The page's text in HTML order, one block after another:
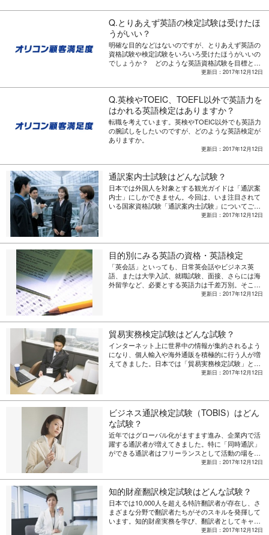
は？
Q.とりあえず英語の検定試験は受けたほ
うがいい？
明確な目的などはないのですが、とりあえず英語の
資格試験や検定試験をいろいろ受けたほうがいいの
でしょうか？ どのような英語資格試験を目標とし
て勉強すればいいのかわからないので教えてくださ
更新日：2017年12月12日
Q.英検やTOEIC、TOEFL以外で英語力を
はかれる英語検定はありますか？
転職を考えています。英検やTOEIC以外でも英語力
の腕試しをしたいのですが、どのような英語検定が
ありますか。
更新日：2017年12月12日
通訳案内士試験はどんな試験？
日本では外国人を対象とする観光ガイドは「通訳案
内士」にしかできません。今回は、いま注目されて
いる国家資格試験「通訳案内士試験」についてご紹
更新日：2017年12月12日
目的別にみる英語の資格・英語検定
「英会話」といっても、日常英会話やビジネス英
語、または大学入試、就職試験、面接、さらには海
外留学など、必要とする英語力は千差万別。そこ
で、今回は「英語の資格試験」のなかでも一般的な
向けの試験など。まずは検定試験の詳細をチェッ
ク。
更新日：2017年12月12日
貿易実務検定試験はどんな試験？
インターネット上に世界中の情報が集約されるよう
になり、個人輸入や海外通販を積極的に行う人が増
えてきました。日本では「貿易実務検定試験」とい
う検定試験が実施されており、自身のスキルを証明
方におすすめの、貿易実務検定試験についてご紹介
します。
更新日：2017年12月12日
ビジネス通訳検定試験（TOBIS）はどん
な試験？
近年ではグローバル化がますます進み、企業内で活
躍する通訳者が増えてきました。特に「同時通訳」
ができる通訳者はフリーランスとして活動の場を広
げている人が多く、その通訳技術がビジネスシーン
れる通訳者になるために取得したい、ビジネス通訳
検定試験についてご紹介します。
更新日：2017年12月12日
知的財産翻訳検定試験はどんな試験？
日本では10,000人を超える特許翻訳者が存在し、さ
まざまな分野で翻訳者たちがそのスキルを発揮して
います。知的財産実務を学び、翻訳者としてキャリ
アアップするためのツールとして周知されている、
更新日：2017年12月12日